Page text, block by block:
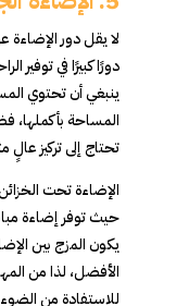
لا يقل دور الإضاءة
دورًا كبيرًا في توفير
ينبغي أن تحتوي
المساحة بأكملها،
تحتاج إلى تركيز
الإضاءة تحت
حيث توفر إضاءة
يكون المزج بين
الأفضل، لذا من
للاستفادة من